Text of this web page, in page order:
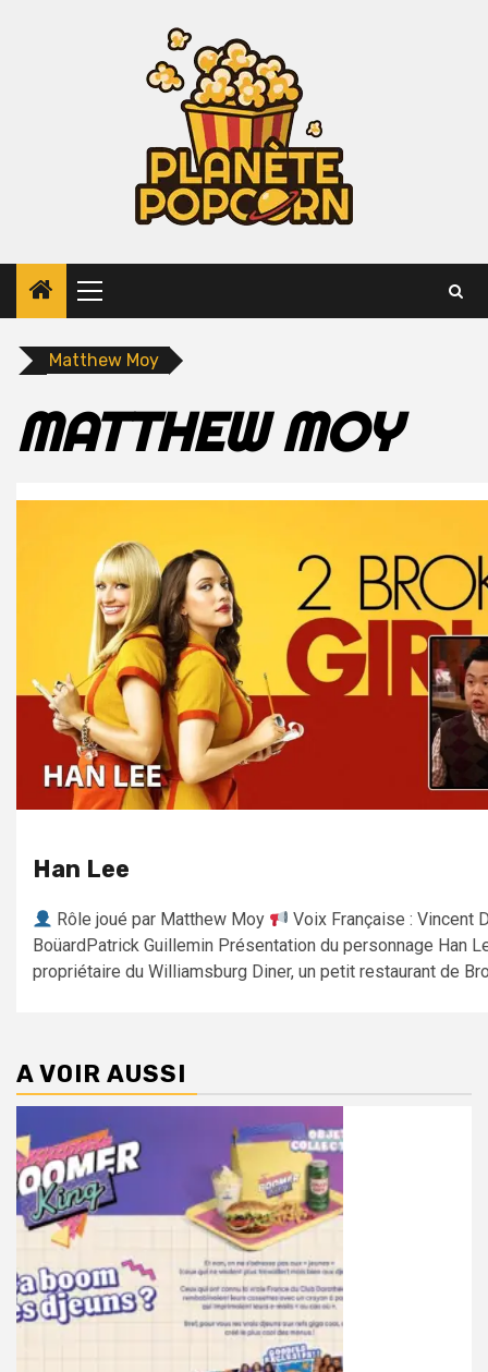
Primary
Menu
Matthew Moy
MATTHEW MOY
Han Lee
Rôle joué par Matthew Moy
Voix Française : Vincent
BoüardPatrick Guillemin Présentation du personnage Han
propriétaire du Williamsburg Diner, un petit restaurant de
A VOIR AUSSI